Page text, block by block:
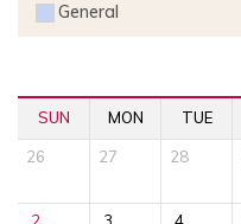
General
SUN MON TUE
26 27 28